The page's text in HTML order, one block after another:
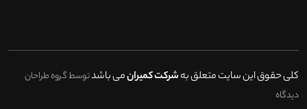
کلی حقوق این سایت متعلق بهشرکت کمیرانمی باشدتوسط گروه طراحان
دیدگاه